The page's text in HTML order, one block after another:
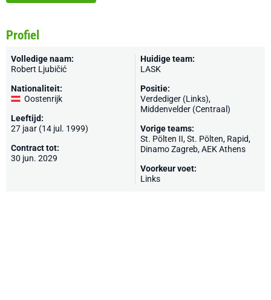
Profiel
Volledige naam:
Robert Ljubičić
Nationaliteit:
Oostenrijk
Leeftijd:
27 jaar (14 jul. 1999)
Contract tot:
30 jun. 2029
Huidige team:
LASK
Positie:
Verdediger (Links),
Middenvelder (Centraal)
Vorige teams:
St. Pölten II, St. Pölten, Rapid,
Dinamo Zagreb,AEK Athens
Voorkeur voet:
Links